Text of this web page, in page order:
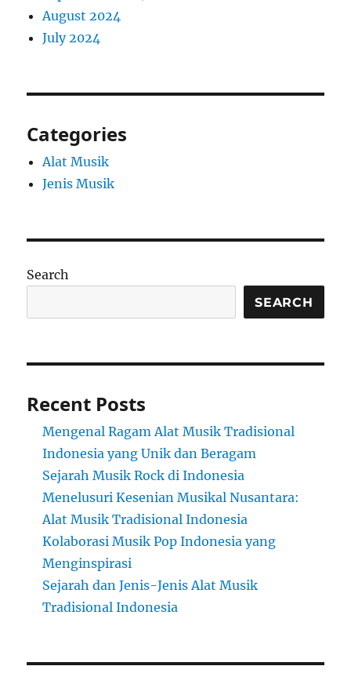
August 2024
July 2024
Categories
Alat Musik
Jenis Musik
Search
SEARCH
Recent Posts
Mengenal Ragam Alat Musik Tradisional
Indonesia yang Unik dan Beragam
Sejarah Musik Rock di Indonesia
Menelusuri Kesenian Musikal Nusantara:
Alat Musik Tradisional Indonesia
Kolaborasi Musik Pop Indonesia yang
Menginspirasi
Sejarah dan Jenis-Jenis Alat Musik
Tradisional Indonesia